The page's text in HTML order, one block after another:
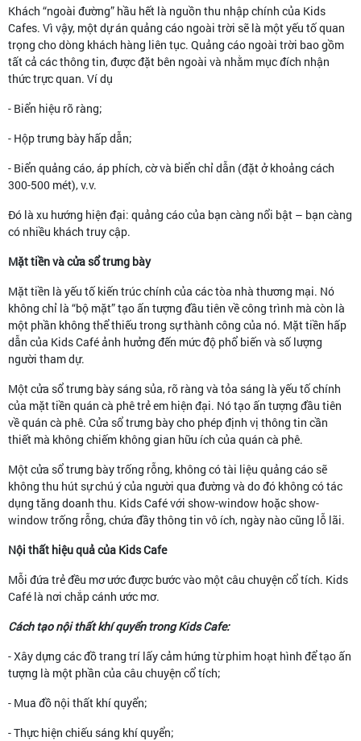
Khách “ngoài đường” hầu hết là nguồn thu nhập chính của Kids
Cafes. Vì vậy, một dự án quảng cáo ngoài trời sẽ là một yếu tố quan
trọng cho dòng khách hàng liên tục. Quảng cáo ngoài trời bao gồm
tất cả các thông tin, được đặt bên ngoài và nhằm mục đích nhận
thức trực quan. Ví dụ
- Biển hiệu rõ ràng;
- Hộp trưng bày hấp dẫn;
- Biển quảng cáo, áp phích, cờ và biển chỉ dẫn (đặt ở khoảng cách
300-500 mét), v.v.
Đó là xu hướng hiện đại: quảng cáo của bạn càng nổi bật – bạn càng
có nhiều khách truy cập.
Mặt tiền và cửa sổ trưng bày
Mặt tiền là yếu tố kiến ​​trúc chính của các tòa nhà thương mại. Nó
không chỉ là “bộ mặt” tạo ấn tượng đầu tiên về công trình mà còn là
một phần không thể thiếu trong sự thành công của nó. Mặt tiền hấp
dẫn của Kids Café ảnh hưởng đến mức độ phổ biến và số lượng
người tham dự.
Một cửa sổ trưng bày sáng sủa, rõ ràng và tỏa sáng là yếu tố chính
của mặt tiền quán cà phê trẻ em hiện đại. Nó tạo ấn tượng đầu tiên
về quán cà phê. Cửa sổ trưng bày cho phép định vị thông tin cần
thiết mà không chiếm không gian hữu ích của quán cà phê.
Một cửa sổ trưng bày trống rỗng, không có tài liệu quảng cáo sẽ
không thu hút sự chú ý của người qua đường và do đó không có tác
dụng tăng doanh thu. Kids Café với show-window hoặc show-
window trống rỗng, chứa đầy thông tin vô ích, ngày nào cũng lỗ lãi.
Nội thất hiệu quả của Kids Cafe
Mỗi đứa trẻ đều mơ ước được bước vào một câu chuyện cổ tích. Kids
Café là nơi chắp cánh ước mơ.
Cách tạo nội thất khí quyển trong Kids Cafe:
- Xây dựng các đồ trang trí lấy cảm hứng từ phim hoạt hình để tạo ấn
tượng là một phần của câu chuyện cổ tích;
- Mua đồ nội thất khí quyển;
- Thực hiện chiếu sáng khí quyển;